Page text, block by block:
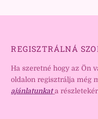
REGISZTRÁLNÁ
Ha szeretné hogy az Ön
oldalon regisztrálja még
ajánlatunkat a